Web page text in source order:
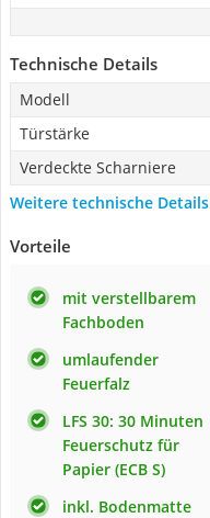
Technische Details
Modell
Türstärke
Verdeckte Scharniere
Weitere technische Details
Vorteile
mit verstellbarem
Fachboden
umlaufender
Feuerfalz
LFS 30: 30 Minuten
Feuerschutz für
Papier (ECB S)
inkl. Bodenmatte